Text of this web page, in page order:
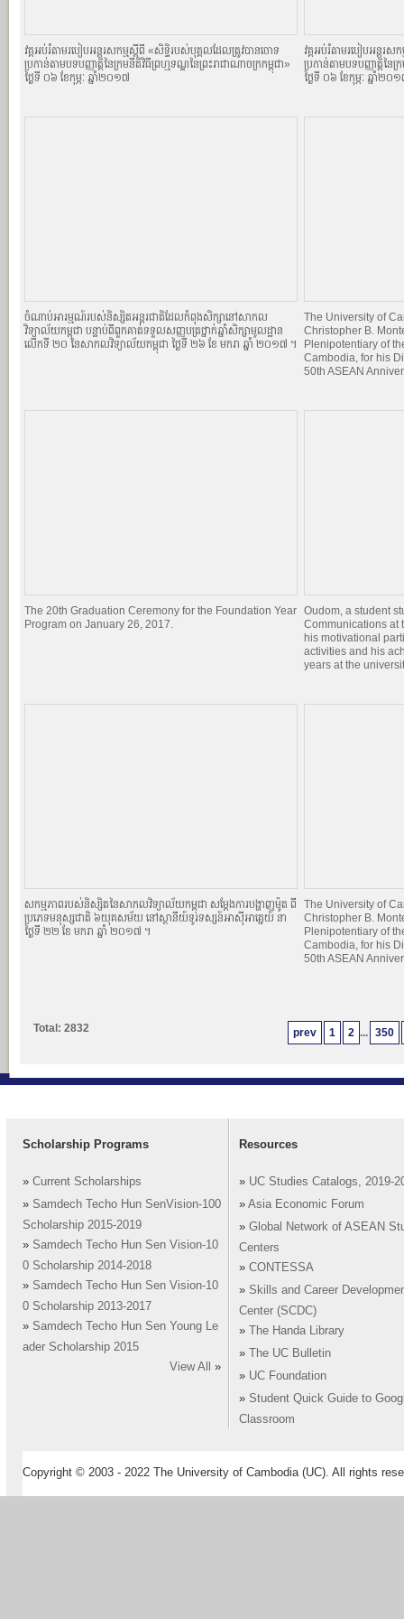
វគ្គអប់រំតាមរបៀបអន្តរសកម្មស្តីពី «សិទិ្ធរបស់បុគ្គលដែលត្រូវបានចោទ
ប្រកាន់តាមបទបញ្ញាតិ្តនៃក្រមនីតិវិធីព្រហ្មទណ្ឌនៃព្រះរាជាណាចក្រកម្ពុជា»
ថ្ងៃទី ០៦ ខែកុម្ភៈ ឆ្នាំ២០១៧
វគ្គអប់រំតាមរបៀបអន្តរ
ប្រកាន់តាមបទបញ្ញាតិ្តនៃ
ថ្ងៃទី ០៦ ខែកុម្ភៈ ឆ្នាំ២០
ចំណាប់អារម្មណ៍របស់និស្សិតអន្តរជាតិដែលកំពុងសិក្សានៅសាកល
វិទ្យាល័យកម្ពុជា បន្ទាប់ពីពួកគាត់ទទួលសញ្ញបត្រថ្នាក់ឆ្នាំសិក្សាមូលដ្ឋាន
លើកទី ២០ នៃសាកលវិទ្យាល័យកម្ពុជា ថ្ងៃទី ២៦ ខែ មករា ឆ្នាំ ២០១៧ ។
The University of
Christopher B.
Plenipotentiary of
Cambodia, for his
50th ASEAN
The 20th Graduation Ceremony for the Foundation Year
Program on January 26, 2017.
Oudom, a student
Communications at
his motivational
activities and his
years at the
សកម្មភាពរបស់និស្សិតនៃសាកលវិទ្យាល័យកម្ពុជា សម្ដែងការបង្ហាញម៉ូត ពី
ប្រភេទមនុស្សជាតិ ៦យុគសម័យ នៅស្ថានីយ៍ទូរទស្សន៍អាស៊ីអាគ្នេយ៍ នា
ថ្ងៃទី ២២ ខែ មករា ឆ្នាំ ២០១៧ ។
The University of
Christopher B.
Plenipotentiary of
Cambodia, for his
50th ASEAN
prev 1 2 ... 350
Total: 2832
Scholarship Programs
» Current Scholarships
» Samdech Techo Hun SenVision-100
Scholarship 2015-2019
» Samdech Techo Hun Sen Vision-10
0 Scholarship 2014-2018
» Samdech Techo Hun Sen Vision-10
0 Scholarship 2013-2017
» Samdech Techo Hun Sen Young Le
ader Scholarship 2015
View All
»
Resources
» UC Studies Catalogs, 2019-
» Asia Economic Forum
» Global Network of ASEAN
Centers
» CONTESSA
» Skills and Career
Center (SCDC)
»
The Handa Library
»
The UC Bulletin
» UC Foundation
» Student Quick Guide to
Classroom
Copyright © 2003 - 2022 The University of Cambodia (UC). All rights